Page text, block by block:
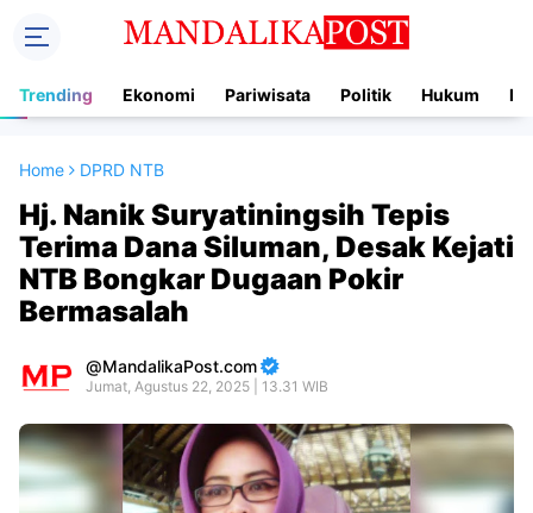
Trending Ekonomi Pariwisata Politik Hukum
Home DPRD NTB
Hj. Nanik Suryatiningsih Tepis
Terima Dana Siluman, Desak Kejati
NTB Bongkar Dugaan Pokir
Bermasalah
MandalikaPost.com
Jumat, Agustus 22, 2025 | 13.31 WIB